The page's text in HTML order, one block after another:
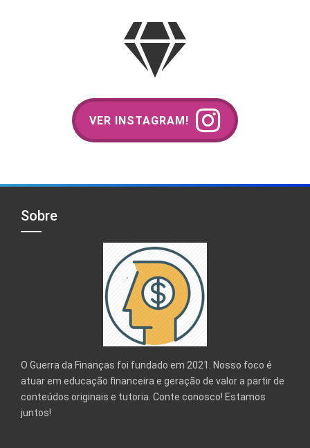
VER INSTAGRAM!
Sobre
O Guerra da Finanças foi fundado em 2021. Nosso foco é
atuar em educação financeira e geração de valor a partir de
conteúdos originais e tutoria. Conte conosco! Estamos
juntos!